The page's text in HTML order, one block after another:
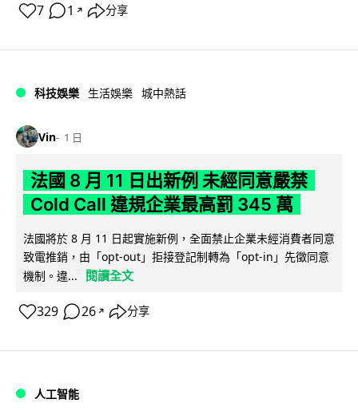
7 1 ↗ 分享
科技娛樂 生活娛樂 城中熱話
Vin 1 日
法國 8 月 11 日出新例 未經同意嚴禁
Cold Call 違規企業最高罰 345 萬
法國將於 8 月 11 日起實施新例，全面禁止企業未經消費者同意
致電推銷，由「opt-out」拒接登記制轉為「opt-in」先徵同意
機制。違...
閱讀全文
329 26 ↗ 分享
人工智能